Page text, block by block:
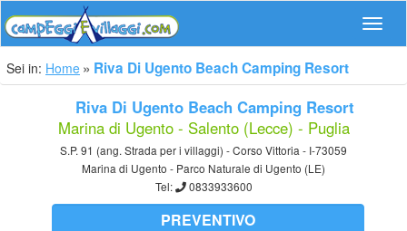
Sei in: Home Riva Di Ugento Beach Camping Resort
Riva Di Ugento Beach Camping Resort
Marina di Ugento - Salento (Lecce) - Puglia
S.P. 91 (ang. Strada per i villaggi) - Corso Vittoria - I-73059
Marina di Ugento - Parco Naturale di Ugento (LE)
Tel:
0833933600
PREVENTIVO